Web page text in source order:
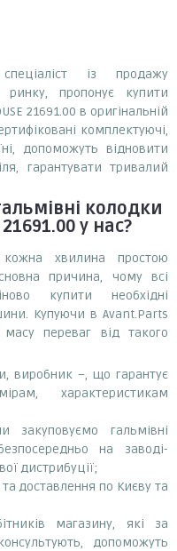
із продажу
ринку, пропонує купити
21691.00 в оригінальній
комплектуючі,
допоможуть відновити
гарантувати тривалий
колодки
21691.00 у нас?
хвилина простою
причина, чому всі
купити необхідні
Купуючи в Avant.Parts
переваг від такого
виробник –, що гарантує
характеристикам
закуповуємо гальмівні
на заводі-
дистрибуції;
доставлення по Києву та
магазину, які за
допоможуть